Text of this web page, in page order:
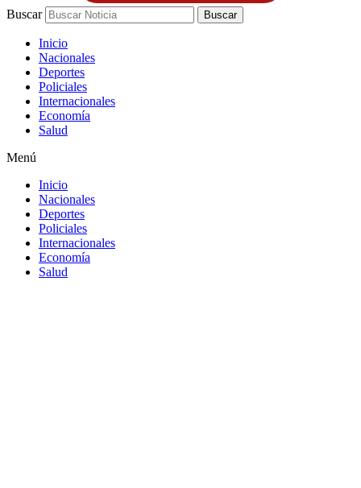
Buscar Buscar
Inicio
Nacionales
Deportes
Policiales
Internacionales
Economía
Salud
Menú
Inicio
Nacionales
Deportes
Policiales
Internacionales
Economía
Salud